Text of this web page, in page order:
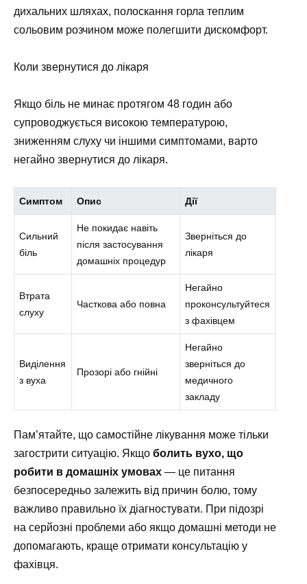
дихальних шляхах, полоскання горла теплим
сольовим розчином може полегшити дискомфорт.
Коли звернутися до лікаря
Якщо біль не минає протягом 48 годин або
супроводжується високою температурою,
зниженням слуху чи іншими симптомами, варто
негайно звернутися до лікаря.
Симптом Опис Дії
Сильний
біль
Не покидає навіть
після застосування
домашніх процедур
Зверніться до
лікаря
Втрата
слуху
Часткова або повна
Негайно
проконсультуйтеся
з фахівцем
Виділення
з вуха
Прозорі або гнійні
Негайно
зверніться до
медичного
закладу
Пам’ятайте, що самостійне лікування може тільки
загострити ситуацію. Якщо болить вухо, що
робити в домашніх умовах — це питання
безпосередньо залежить від причин болю, тому
важливо правильно їх діагностувати. При підозрі
на серйозні проблеми або якщо домашні методи не
допомагають, краще отримати консультацію у
фахівця.